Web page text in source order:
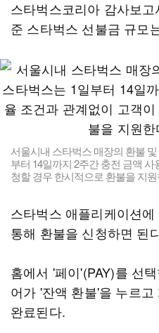
스타벅스코리아 감사보
준 스타벅스 선불금 규모
서울시내 스타벅스 매장의 환불
부터 14일까지 2주간 충전 금액
청할 경우 한시적으로 환불을 지
스타벅스 애플리케이션
통해 환불을 신청하면 된
홈에서 '페이'(PAY)를 선
어가 '잔액 환불'을 누르
완료된다.